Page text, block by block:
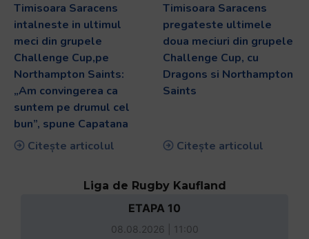
Timisoara Saracens
intalneste in ultimul
meci din grupele
Challenge Cup,pe
Northampton Saints:
„Am convingerea ca
suntem pe drumul cel
bun”, spune Capatana
Citește articolul
Timisoara Saracens
pregateste ultimele
doua meciuri din grupele
Challenge Cup, cu
Dragons si Northampton
Saints
Citește articolul
Liga de Rugby Kaufland
ETAPA 10
08.08.2026 | 11:00